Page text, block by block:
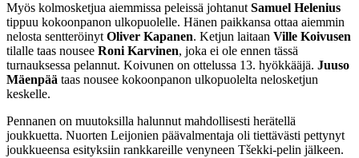
Myös kolmosketjua aiemmissa peleissä johtanutSamuel Helenius
tippuu kokoonpanon ulkopuolelle. Hänen paikkansa ottaa aiemmin
nelosta sentteröinytOliver Kapanen. Ketjun laitaan Ville Koivusen
tilalle taas nousee Roni Karvinen, joka ei ole ennen tässä
turnauksessa pelannut. Koivunen on ottelussa 13. hyökkääjä. Juuso
Mäenpää taas nousee kokoonpanon ulkopuolelta nelosketjun
keskelle.
Pennanen on muutoksilla halunnut mahdollisesti herätellä
joukkuetta. Nuorten Leijonien päävalmentaja oli tiettävästi pettynyt
joukkueensa esityksiin rankkareille venyneen Tšekki-pelin jälkeen.